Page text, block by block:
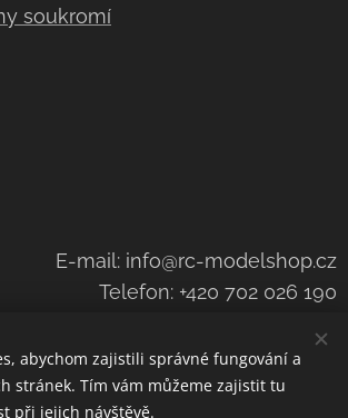
soukromí
E-mail: info@rc-modelshop.cz
Telefon: +420 702 026 190
Cookies
abychom zajistili správné fungování a
stránek. Tím vám můžeme zajistit tu
při jejich návštěvě.